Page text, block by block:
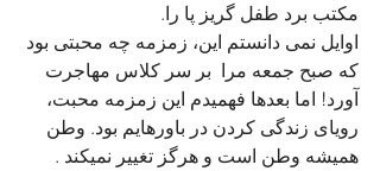
مکتب برد طفل گریز پا را.
اوایل نمی دانستم این، زمزمه چه محبتی بود
که صبح جمعه مرا  بر سر کلاس مهاجرت
آورد! اما بعدها فهمیدم این زمزمه محبت،
رویای زندگی کردن در باورهایم بود. وطن
همیشه وطن است و هرگز تغییر نمیکند .